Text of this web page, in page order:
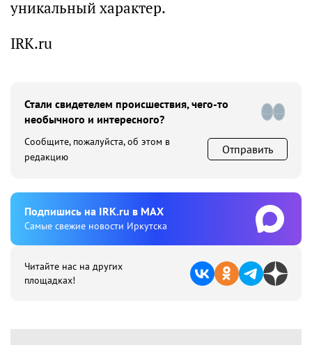
уникальный характер.
IRK.ru
Стали свидетелем происшествия, чего-то
необычного и интересного?
Сообщите, пожалуйста, об этом в
редакцию
Отправить
Подпишиcь на IRK.ru в MAX
Cамые свежие новости Иркутска
Читайте нас на других
площадках!